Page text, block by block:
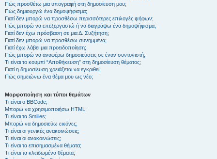
Πώς προσθέτω μια υπογραφή στη δημοσίευση μου;
Πώς δημιουργώ ένα δημοψήφισμα;
Γιατί δεν μπορώ να προσθέσω περισσότερες επιλογές ψήφων;
Πώς μπορώ να επεξεργαστώ ή να διαγράψω ένα δημοψήφισμα;
Γιατί δεν έχω πρόσβαση σε μια Δ. Συζήτηση;
Γιατί δεν μπορώ να προσθέσω συνημμένα;
Γιατί έχω λάβει μια προειδοποίηση;
Πώς μπορώ να αναφέρω δημοσιεύσεις σε έναν συντονιστή;
Τι είναι το κουμπί “Αποθήκευση” στη δημοσίευση θέματος;
Γιατί η δημοσίευση χρειάζεται να εγκριθεί;
Πώς σημειώνω ένα θέμα μου ως νέο;
Μορφοποίηση και τύποι θεμάτων
Τι είναι ο BBCode;
Μπορώ να χρησιμοποιήσω HTML;
Τι είναι τα Smilies;
Μπορώ να δημοσιεύω εικόνες;
Τι είναι οι γενικές ανακοινώσεις;
Τι είναι οι ανακοινώσεις;
Τι είναι τα επισημασμένα θέματα;
Τι είναι τα κλειδωμένα θέματα;